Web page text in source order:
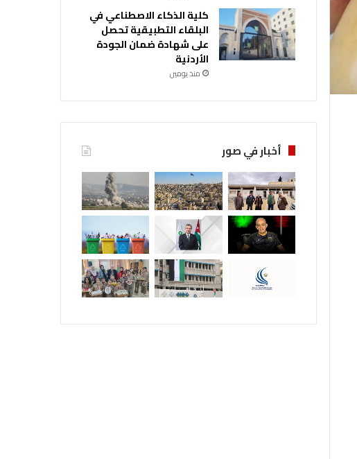
كلية الذكاء الاصطناعي في
البلقاء التطبيقية تحصل
على شهادة ضمان الجودة
الأردنية
منذ يومين
أخبار في صور